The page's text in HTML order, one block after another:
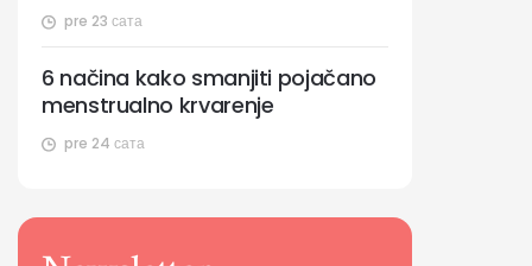
pre 23 сата
pre 24 сата
6 načina kako smanjiti pojačano
menstrualno krvarenje